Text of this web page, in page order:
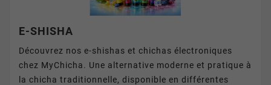
E-SHISHA
Découvrez nos e-shishas et chichas électroniques
chez MyChicha. Une alternative moderne et pratique à
la chicha traditionnelle, disponible en différentes